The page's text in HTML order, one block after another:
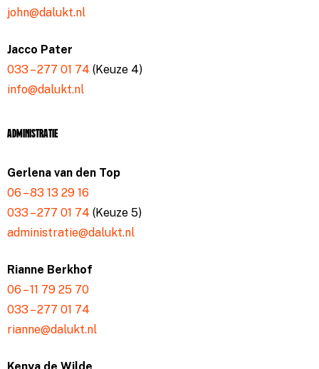
john@dalukt.nl
Jacco Pater
033 – 277 01 74 (Keuze 4)
info@dalukt.nl
Administratie
Gerlena van den Top
06 – 83 13 29 16
033 – 277 01 74 (Keuze 5)
administratie@dalukt.nl
Rianne Berkhof
06 – 11 79 25 70
033 – 277 01 74
rianne@dalukt.nl